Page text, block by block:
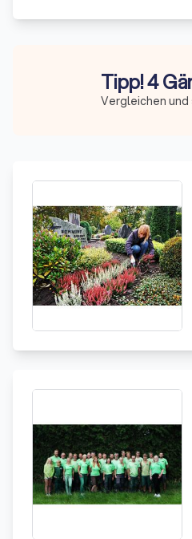
Tipp! 4
Vergleichen